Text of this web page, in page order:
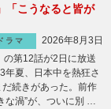
「こうなると皆が
ドラマ
2026年8月3日
第12話が2日に放送
夏、日本中を熱狂さ
続きがあった。前作
な渦”が、ついに別 …